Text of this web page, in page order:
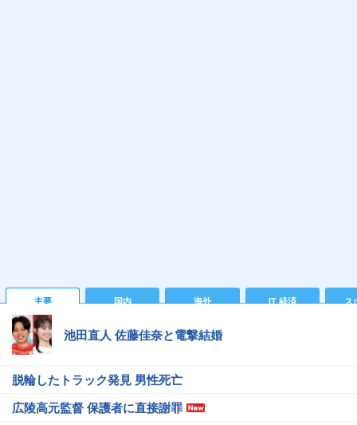
主要 国内 海外 IT 経済 ス
池田直人 佐藤佳奈と電撃結婚
脱輪したトラック発見 男性死亡
広陵高元監督 保護者に直接謝罪